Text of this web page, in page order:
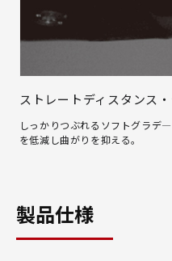
ストレートディスタンス
しっかりつぶれるソフトグラデ
を低減し曲がりを抑える。
製品仕様